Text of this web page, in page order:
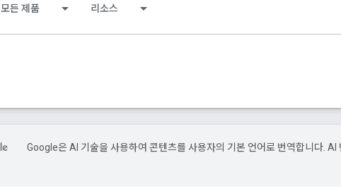
모든 제품 리소스
Google은 AI 기술을 사용하여 콘텐츠를 사용자의 기본 언어로 번역합니다. AI